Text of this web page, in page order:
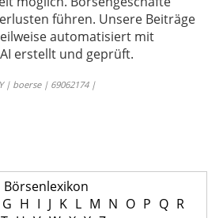
führen. Unsere Beiträge
automatisiert mit
erstellt und geprüft.
| boerse | 69062174 |
Börsenlexikon
G H I J K L M N O P Q R